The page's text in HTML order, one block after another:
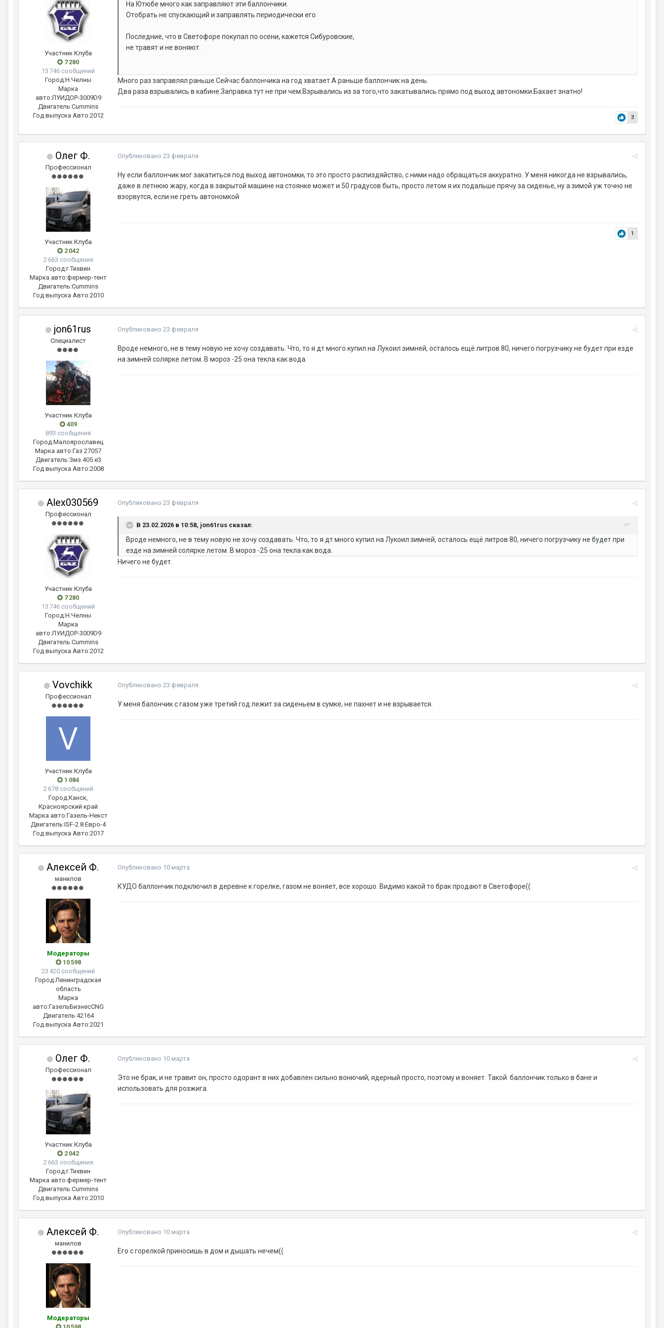
Участник Клуба
7 280
13 746 сообщений
Город:Н.Челны
Марка
авто:ЛУИДОР-3009D9
Двигатель:Cummins
Год выпуска Авто:2012
На Ютюбе много как заправляют эти баллончики.
Отобрать не спускающий и заправлять периодически его.
Последние, что в Светофоре покупал по осени, кажется Сибуровские,
не травят и не воняют.
Много раз заправлял раньше.Сейчас баллончика на год хватает.А раньше баллончик на день.
Два раза взрывались в кабине.Заправка тут не при чем.Взрывались из за того,что закатывались прямо под выход автономки.Бахает знатно!
3
Олег Ф.
Профессионал
Участник Клуба
2 042
2 663 сообщения
Город:г.Тихвин
Марка авто:фермер-тент
Двигатель:Cummins
Год выпуска Авто:2010
Опубликовано 23 февраля
Ну если баллончик мог закатиться под выход автономки, то это просто распиздяйство, с ними надо обращаться аккуратно. У меня никогда не взрывались,
даже в летнюю жару, когда в закрытой машине на стоянке может и 50 градусов быть, просто летом я их подальше прячу за сиденье, ну а зимой уж точно не
взорвутся, если не греть автономкой
1
jon61rus
Специалист
Участник Клуба
409
893 сообщения
Город:Малоярославец
Марка авто:Газ 27057
Двигатель:Змз 405 е3
Год выпуска Авто:2008
Опубликовано 23 февраля
Вроде немного, не в тему новую не хочу создавать. Что, то я дт много купил на Лукоил зимней, осталось ещё литров 80, ничего погрузчику не будет при езде
на зимней солярке летом. В мороз -25 она текла как вода.
Alex030569
Профессионал
Участник Клуба
7 280
13 746 сообщений
Город:Н.Челны
Марка
авто:ЛУИДОР-3009D9
Двигатель:Cummins
Год выпуска Авто:2012
Опубликовано 23 февраля
В 23.02.2026 в 10:58, jon61rus сказал:
Вроде немного, не в тему новую не хочу создавать. Что, то я дт много купил на Лукоил зимней, осталось ещё литров 80, ничего погрузчику не будет при
езде на зимней солярке летом. В мороз -25 она текла как вода.
Ничего не будет.
Vovchikk
Профессионал
Участник Клуба
1 084
2 678 сообщений
Город:Канск,
Красноярский край
Марка авто:Газель-Некст
Двигатель:ISF-2.8 Евро-4
Год выпуска Авто:2017
Опубликовано 23 февраля
У меня балончик с газом уже третий год лежит за сиденьем в сумке, не пахнет и не взрывается.
Алексей Ф.
манилов
Модераторы
10 598
23 420 сообщений
Город:Ленинградская
область
Марка
авто:ГазельБизнесCNG
Двигатель:42164
Год выпуска Авто:2021
Опубликовано 10 марта
КУДО баллончик подключил в деревне к горелке, газом не воняет, все хорошо. Видимо какой то брак продают в Светофоре((
Олег Ф.
Профессионал
Участник Клуба
2 042
2 663 сообщения
Город:г.Тихвин
Марка авто:фермер-тент
Двигатель:Cummins
Год выпуска Авто:2010
Опубликовано 10 марта
Это не брак, и не травит он, просто одорант в них добавлен сильно вонючий, ядерный просто, поэтому и воняет. Такой баллончик только в бане и
использовать для розжига.
Алексей Ф.
манилов
Модераторы
Опубликовано 10 марта
Его с горелкой приносишь в дом и дышать нечем((